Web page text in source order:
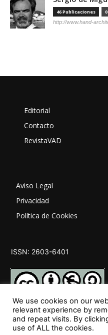
46 Publicaciones
http://www.hand-
Editorial
Contacto
RevistaVAD
Aviso Legal
Privacidad
Política de Cookies
ISSN: 2603-6401
We use cookies on our
relevant experience by
and repeat visits. By
use of ALL the cookies.